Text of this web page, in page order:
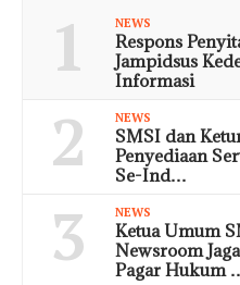
1 NEWS
Respons
Jampidsus
Informasi
2 NEWS
SMSI dan
Penyediaan
Se-Ind…
3 NEWS
Ketua Umum
Newsroom
Pagar Hukum